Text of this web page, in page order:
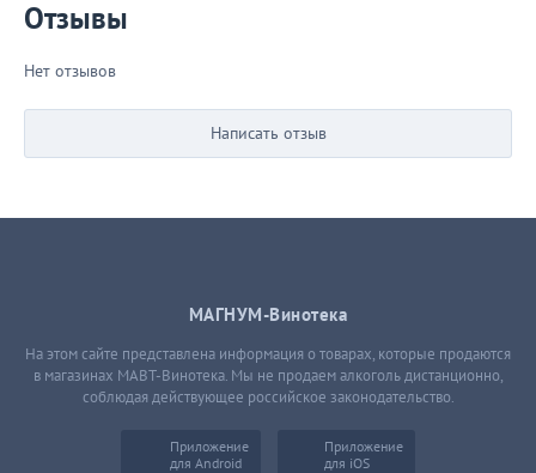
Отзывы
Нет отзывов
Написать отзыв
МАГНУМ-Винотека
На этом сайте представлена информация о товарах, которые продаются
в магазинах МАВТ-Винотека. Мы не продаем алкоголь дистанционно,
соблюдая действующее российское законодательство.
Приложение
для Android
Приложение
для iOS